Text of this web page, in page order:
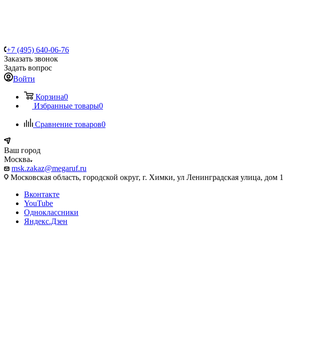
+7 (495) 640-06-76
Заказать звонок
Задать вопрос
Войти
Корзина0
Избранные товары0
Сравнение товаров0
Ваш город
Москва
msk.zakaz@megaruf.ru
Московская область, городской округ, г. Химки, ул Ленинградская улица, дом 1
Вконтакте
YouTube
Одноклассники
Яндекс.Дзен